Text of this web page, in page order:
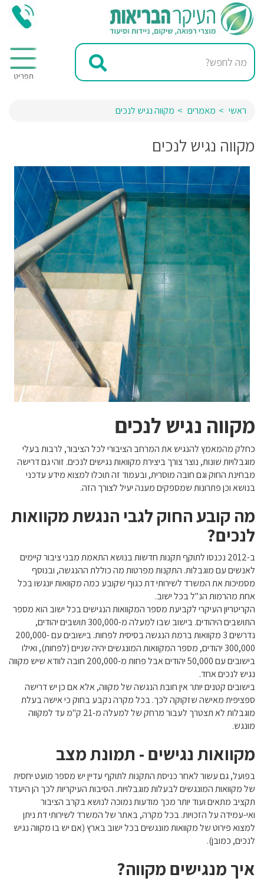
ראשי מאמרים מקווה נגיש לנכים
מקווה נגיש לנכים
מקווה נגיש לנכים
כחלק מהמאמץ להנגיש את המרחב הציבורי לכל הציבור, לרבות בעלי
מוגבלויות שונות, נוצר צורך ביצירת מקוואות נגישים לנכים. זוהי גם דרישה
מבחינת החוק וגם חובה מוסרית, ובעמוד זה תוכלו למצוא מידע עדכני
בנושא וכן פתרונות שמספקים מענה יעיל לצורך הזה.
מה קובע החוק לגבי הנגשת מקוואות
לנכים?
ב-2012 נכנסו לתוקף תקנות חדשות בנושא התאמת מבני ציבור קיימים
לאנשים עם מוגבלות. התקנות מפרטות מה כוללת ההנגשה, ובנוסף
מסמיכות את המשרד לשירותי דת כגוף שקובע כמה מקוואות יונגשו בכל
אחת מהרמות הנ"ל בכל ישוב.
הקריטריון העיקרי לקביעת מספר המקוואות הנגישים בכל ישוב הוא מספר
התושבים היהודים. בישוב שבו למעלה מ-300,000 תושבים יהודים,
נדרשים 3 מקוואות ברמת הנגשה בסיסית לפחות. בישובים עם 200,000-
300,000 יהודים, מספר המקוואות המונגשים יהיה שניים (לפחות), ואילו
בישובים עם 50,000 יהודים אבל פחות מ-200,000 חובה לוודא שיש מקווה
נגיש לנכים אחד.
בישובים קטנים יותר אין חובת הנגשה של מקווה, אלא אם כן יש דרישה
ספציפית מאישה שזקוקה לכך. בכל מקרה נקבע בחוק כי אישה בעלת
מוגבלות לא תצטרך לעבור מרחק של למעלה מ-21 ק"מ עד למקווה
מונגש.
מקוואות נגישים - תמונת מצב
בפועל, גם עשור לאחר כניסת התקנות לתוקף עדיין יש מספר מועט יחסית
של מקוואות המונגשים לבעלות מוגבלויות. הסיבות העיקריות לכך הן היעדר
תקציב מתאים ועוד יותר מכך מודעות נמוכה לנושא בקרב הציבור
ואי-עמידה על הזכויות. בכל מקרה, באתר של המשרד לשירותי דת ניתן
למצוא פירוט של מקוואות מונגשים בכל ישוב בארץ (אם יש בו מקווה נגיש
לנכים, כמובן).
איך מנגישים מקווה?